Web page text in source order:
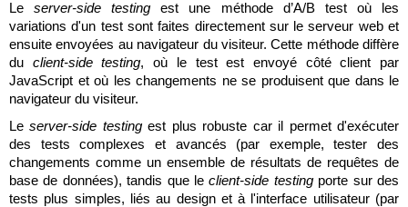
Victor Hayot
William Rezette
Yaël Vanhoe
Le server-side testing est une méthode d’A/B test où les
variations d'un test sont faites directement sur le serveur web et
ensuite envoyées au navigateur du visiteur. Cette méthode diffère
du client-side testing, où le test est envoyé côté client par
JavaScript et où les changements ne se produisent que dans le
navigateur du visiteur.
Le server-side testing est plus robuste car il permet d'exécuter
des tests complexes et avancés (par exemple, tester des
changements comme un ensemble de résultats de requêtes de
base de données), tandis que le client-side testing porte sur des
tests plus simples, liés au design et à l'interface utilisateur (par